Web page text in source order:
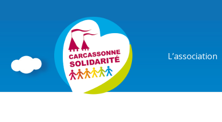
L’association